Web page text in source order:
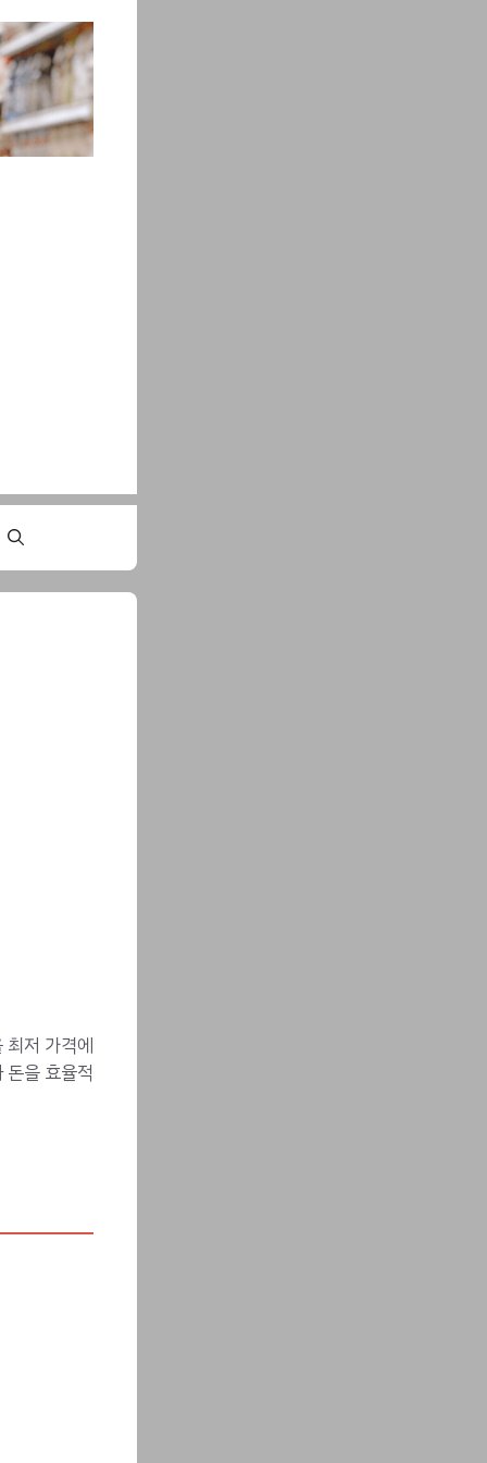
최저 가격에
을 효율적